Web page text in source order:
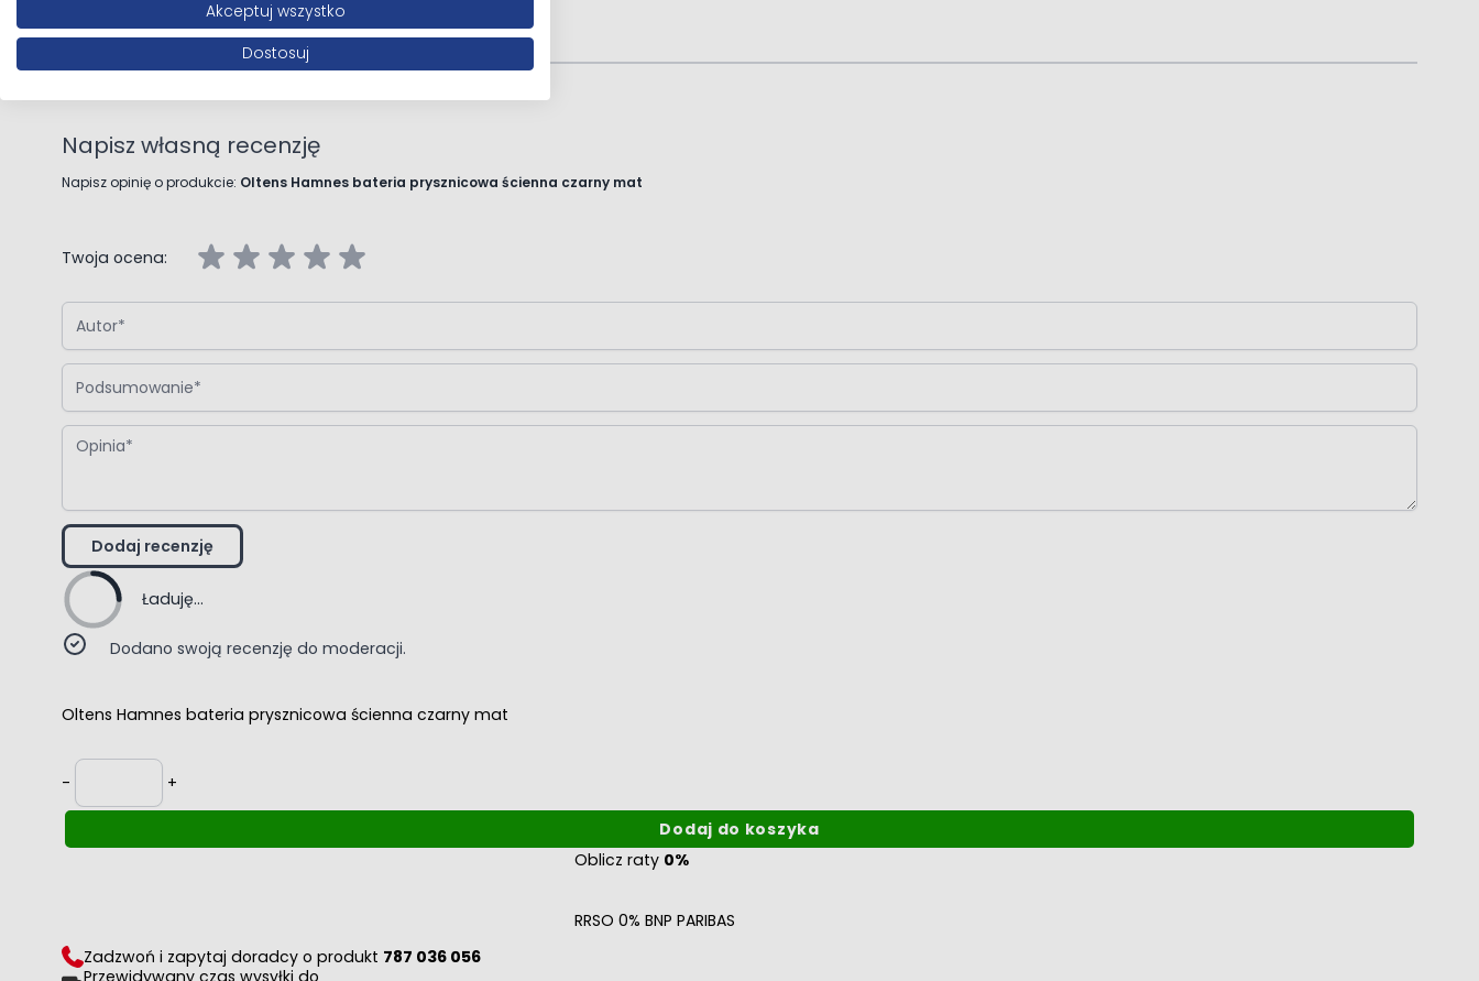
Opinie klientów
Napisz własną recenzję
Napisz opinię o produkcie: Oltens Hamnes bateria prysznicowa ścienna czarny mat
Twoja ocena:
Autor
Podsumowanie
Opinia
Dodaj recenzję
Ładuję...
Dodano swoją recenzję do moderacji.
Oltens Hamnes bateria prysznicowa ścienna czarny mat
-
Ilość
+
Dodaj do koszyka
Oblicz raty 0%
RRSO 0% BNP PARIBAS
Zadzwoń i zapytaj doradcy o produkt 787 036 056
Przewidywany czas wysyłki do
Akceptuj wszystko
Dostosuj